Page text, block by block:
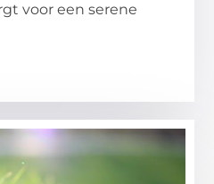
voor een serene